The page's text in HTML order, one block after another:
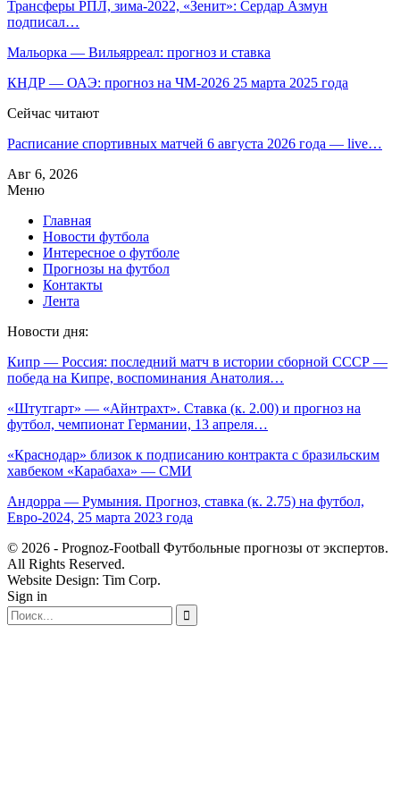
Трансферы РПЛ, зима-2022, «Зенит»: Сердар Азмун
подписал…
Мальорка — Вильярреал: прогноз и ставка
КНДР — ОАЭ: прогноз на ЧМ-2026 25 марта 2025 года
Сейчас читают
Расписание спортивных матчей 6 августа 2026 года — live…
Авг 6, 2026
Меню
Главная
Новости футбола
Интересное о футболе
Прогнозы на футбол
Контакты
Лента
Новости дня:
Кипр — Россия: последний матч в истории сборной СССР —
победа на Кипре, воспоминания Анатолия…
«Штутгарт» — «Айнтрахт». Ставка (к. 2.00) и прогноз на
футбол, чемпионат Германии, 13 апреля…
«Краснодар» близок к подписанию контракта с бразильским
хавбеком «Карабаха» — СМИ
Андорра — Румыния. Прогноз, ставка (к. 2.75) на футбол,
Евро-2024, 25 марта 2023 года
© 2026 - Prognoz-Football Футбольные прогнозы от экспертов.
All Rights Reserved.
Website Design: Tim Corp.
Sign in